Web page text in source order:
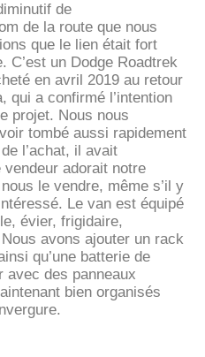
de
de la route que nous
que le lien était fort
C’est un Dodge Roadtrek
en avril 2019 au retour
qui a confirmé l’intention
projet. Nous nous
tombé aussi rapidement
l’achat, il avait
adorait notre
le vendre, même s’il y
Le van est équipé
évier, frigidaire,
avons ajouter un rack
qu’une batterie de
avec des panneaux
bien organisés